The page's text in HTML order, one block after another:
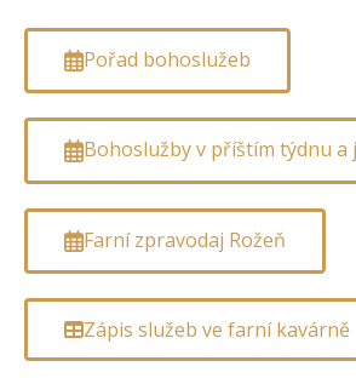
Pořad bohoslužeb
Bohoslužby v příštím týdnu a
Farní zpravodaj Rožeň
Zápis služeb ve farní kavárně